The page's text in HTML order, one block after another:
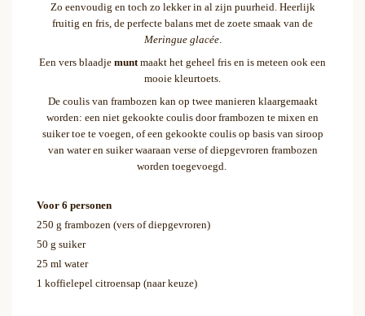
Zo eenvoudig en toch zo lekker in al zijn puurheid. Heerlijk
fruitig en fris, de perfecte balans met de zoete smaak van de
Meringue glacée.
Een vers blaadje munt maakt het geheel fris en is meteen ook een
mooie kleurtoets.
De coulis van frambozen kan op twee manieren klaargemaakt
worden: een niet gekookte coulis door frambozen te mixen en
suiker toe te voegen, of een gekookte coulis op basis van siroop
van water en suiker waaraan verse of diepgevroren frambozen
worden toegevoegd.
Voor 6 personen
250 g frambozen (vers of diepgevroren)
50 g suiker
25 ml water
1 koffielepel citroensap (naar keuze)